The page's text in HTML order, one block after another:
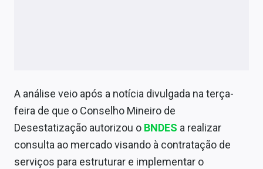
Conteúdo de Marca
Expediente
A análise veio após a notícia divulgada na terça-
feira de que o Conselho Mineiro de
Desestatização autorizou o BNDES a realizar
consulta ao mercado visando à contratação de
serviços para estruturar e implementar o